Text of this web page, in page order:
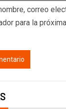
correo
para la